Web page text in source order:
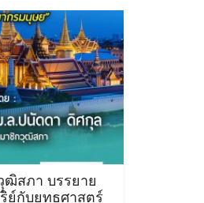
สภา บรรยาย
ย์กับยุทธศาสตร์